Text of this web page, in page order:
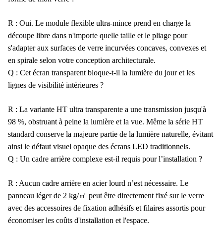
R : Oui. Le module flexible ultra-mince prend en charge la
découpe libre dans n'importe quelle taille et le pliage pour
s'adapter aux surfaces de verre incurvées concaves, convexes et
en spirale selon votre conception architecturale.
Q : Cet écran transparent bloque-t-il la lumière du jour et les
lignes de visibilité intérieures ?
R : La variante HT ultra transparente a une transmission jusqu'à
98 %, obstruant à peine la lumière et la vue. Même la série HT
standard conserve la majeure partie de la lumière naturelle, évitant
ainsi le défaut visuel opaque des écrans LED traditionnels.
Q : Un cadre arrière complexe est-il requis pour l’installation ?
R : Aucun cadre arrière en acier lourd n’est nécessaire. Le
panneau léger de 2 kg/㎡ peut être directement fixé sur le verre
avec des accessoires de fixation adhésifs et filaires assortis pour
économiser les coûts d'installation et l'espace.